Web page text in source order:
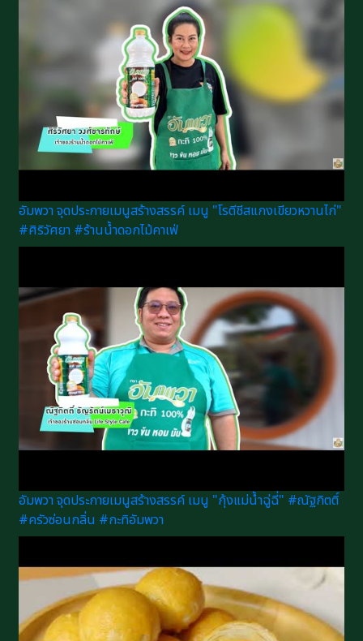
อัมพวา จุดประกายเมนูสร้างสรรค์ เมนู "โรตีชีสแกงเขียวหวานไก่"
#ศิริวัศยา #ร้านน้ำดอกไม้คาเฟ่
อัมพวา จุดประกายเมนูสร้างสรรค์ เมนู "กุ้งแม่น้ำฉู่ฉี่" #ณัฐกิตติ์
#ครัวซ่อนกลิ่น #กะทิอัมพวา